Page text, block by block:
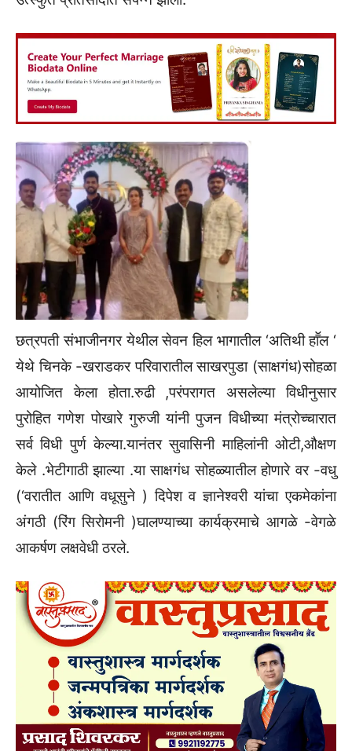
छत्रपती संभाजीनगर येथील सेवन हिल भागातील ‘अतिथी हाॕल ‘
येथे चिनके -खराडकर परिवारातील साखरपुडा (साक्षगंध)सोहळा
आयोजित केला होता.रुढी ,परंपरागत असलेल्या विधीनुसार
पुरोहित गणेश पोखारे गुरुजी यांनी पुजन विधीच्या मंत्रोच्चारात
सर्व विधी पुर्ण केल्या.यानंतर सुवासिनी माहिलांनी ओटी,औक्षण
केले .भेटीगाठी झाल्या .या साक्षगंध सोहळ्यातील होणारे वर -वधु
(‘वरातीत आणि वधूसुने ) दिपेश व ज्ञानेश्वरी यांचा एकमेकांना
अंगठी (रिंग सिरोमनी )घालण्याच्या कार्यक्रमाचे आगळे -वेगळे
आकर्षण लक्षवेधी ठरले.